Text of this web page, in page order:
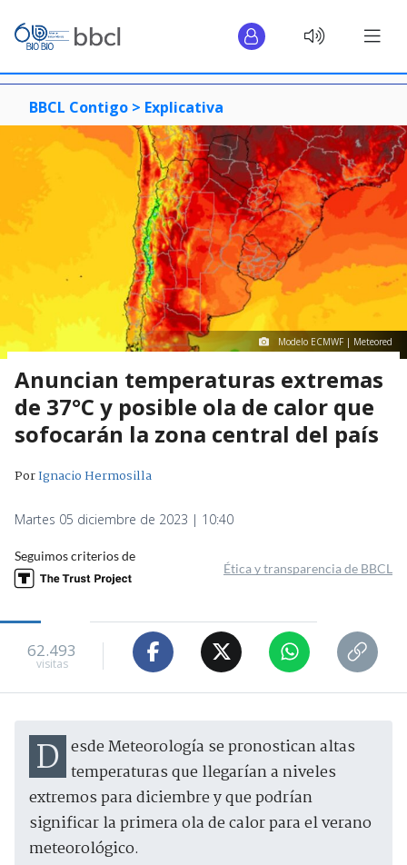
BBCL Contigo > Explicativa
Modelo ECMWF | Meteored
Anuncian temperaturas extremas
de 37°C y posible ola de calor que
sofocarán la zona central del país
PorIgnacio Hermosilla
Martes 05 diciembre de 2023 | 10:40
Seguimos criterios de
Ética y transparencia de BBCL
62.493
visitas
Desde Meteorología se pronostican altas temperaturas que llegarían a niveles
extremos para diciembre y que podrían
significar la primera ola de calor para el verano
meteorológico.